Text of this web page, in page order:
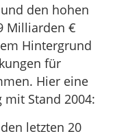
den hohen
Milliarden €
Hintergrund
für
Hier eine
Stand 2004:
letzten 20